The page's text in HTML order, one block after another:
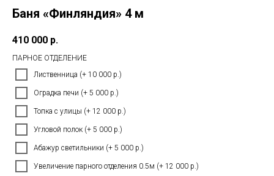
Баня «Финляндия» 4 м
410 000 р.
ПАРНОЕ ОТДЕЛЕНИЕ
Лиственница (+ 10 000 р.)
Оградка печи (+ 5 000 р.)
Топка с улицы (+ 12 000 р.)
Угловой полок (+ 5 000 р.)
Абажур светильники (+ 5 000 р.)
Увеличение парного отделения 0.5м (+ 12 000 р.)